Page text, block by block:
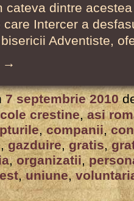
cateva dintre
Intercer a
Adventiste,
→
7 septembrie 2010
crestine,asi
,companii,
,gazduire,gratis,
,organizatii,
,uniune,